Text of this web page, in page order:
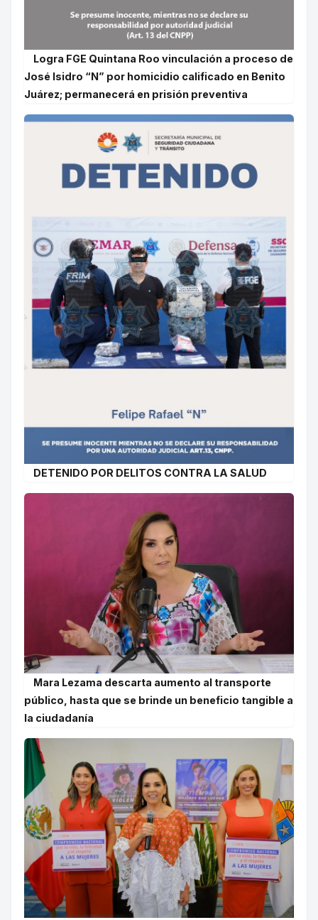
Logra FGE Quintana Roo vinculación a proceso de
José Isidro “N” por homicidio calificado en Benito
Juárez; permanecerá en prisión preventiva
DETENIDO POR DELITOS CONTRA LA SALUD
Mara Lezama descarta aumento al transporte
público, hasta que se brinde un beneficio tangible a
la ciudadanía